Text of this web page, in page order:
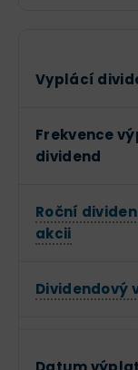
Vyplácí
Frekvence
dividend
Roční
akcii
Dividendový